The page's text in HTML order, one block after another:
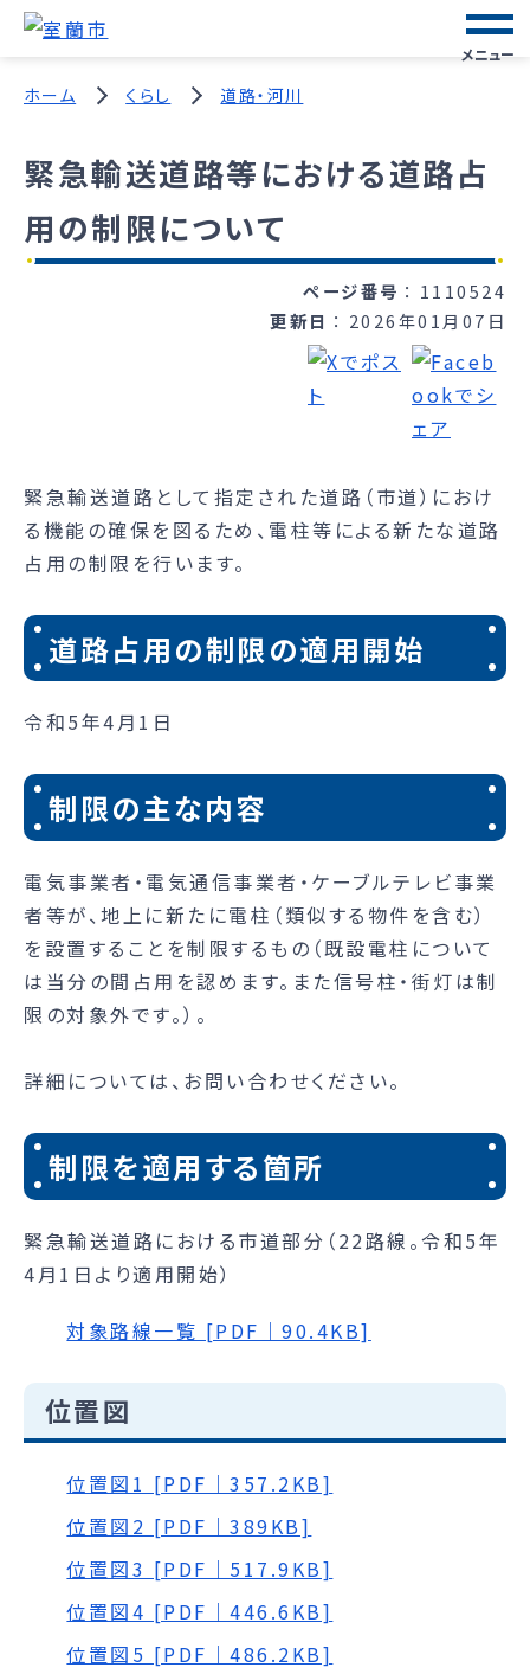
メニュー
ホーム くらし 道路・河川
緊急輸送道路等における道路占
用の制限について
ページ番号
1110524
更新日
2026年01月07日
緊急輸送道路として指定された道路（市道）におけ
る機能の確保を図るため、電柱等による新たな道路
占用の制限を行います。
道路占用の制限の適用開始
令和5年4月1日
制限の主な内容
電気事業者・電気通信事業者・ケーブルテレビ事業
者等が、地上に新たに電柱（類似する物件を含む）
を設置することを制限するもの（既設電柱について
は当分の間占用を認めます。また信号柱・街灯は制
限の対象外です。）。
詳細については、お問い合わせください。
制限を適用する箇所
緊急輸送道路における市道部分（22路線。令和5年
4月1日より適用開始）
対象路線一覧 [PDF｜90.4KB]
位置図
位置図1 [PDF｜357.2KB]
位置図2 [PDF｜389KB]
位置図3 [PDF｜517.9KB]
位置図4 [PDF｜446.6KB]
位置図5 [PDF｜486.2KB]